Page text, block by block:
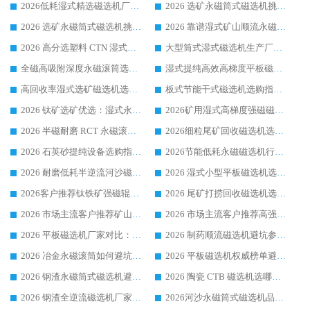
2026低耗湿式精​选磁选机厂家怎么选?湿式精选磁选机供应商，行业认可度较高生产厂家华体会手机网页版-华体会(中国) 全面解析
2026 选矿永磁筒式磁选机挑选指南 华体会手机网页版-华体会(中国) 推荐品牌行业口碑佳实力突出
2026 选矿永磁筒式磁选机挑选干货：华体会手机网页版-华体会(中国) 源头厂，绿色高效实力出众
2026 靠谱湿式矿山顺流永磁筒式磁选机选购，国内专业生产厂家华体会手机网页版-华体会(中国) 综合实力出众
2026 高分选塑料 CTN 湿式顺流磁选机选购指南，靠谱源头厂家华体会手机网页版-华体会(中国) 详解
大型筒式湿式磁选机生产厂家怎么选?华体会手机网页版-华体会(中国) 设备口碑广受行业认可
全磁高吸附深度永磁滚筒选购指南 业内口碑稳定磁电设备生产厂家详细推荐
湿式提纯高效高梯度平板磁选机靠谱设备源头厂商华体会手机网页版-华体会(中国) 综合测评
高回收率湿式选矿磁选机选购指南 业内口碑磁电设备生产厂家实力解析
板式节能干式磁选机选购指南，源头生产厂家华体会手机网页版-华体会(中国) 综合实力可观
2026 钛矿选矿优选：湿式永磁筒式磁选机源头厂家华体会手机网页版-华体会(中国) 综合解析
2026矿用湿式高梯度强磁磁选机选购指南，临朐靠谱磁电生产厂家华体会手机网页版-华体会(中国) 详解
2026 半磁耐磨 RCT 永磁滚筒选购指南，临朐源头生产厂家华体会手机网页版-华体会(中国) 实测分享
2026细粒尾矿回收磁选机选购指南 产业集群优质生产厂家华体会手机网页版-华体会(中国) 解析
2026 石英砂提纯设备选购指南：华体会手机网页版-华体会(中国) 提纯磁选机厂家综合解读
2026节能低耗永磁磁选机行业优选标杆 临朐华体会手机网页版-华体会(中国) 专业生产厂家
2026 耐磨低耗半逆流河沙磁选机选购指南 临朐产业集群源头厂华体会手机网页版-华体会(中国) 详细解析
2026 湿式小型平板磁选机选矿适配设备 临朐华体会手机网页版-华体会(中国) 实体生产厂家直供
2026客户推荐钛铁矿强磁辊式磁选机，临朐靠谱生产厂家华体会手机网页版-华体会(中国) 详解
2026 尾矿打捞回收磁选机选购 主流市场推荐实力生产厂家
2026 市场主流客户推荐矿山磁选机靠谱生产厂家选华体会手机网页版-华体会(中国)
2026 市场主流客户推荐高强磁高效磁选机靠谱生产厂家
2026 平板磁选机厂家对比：现场实测、真实案例与靠谱厂家推荐
2026 制药顺流磁选机避坑参考：售后完善案例多厂家华体会手机网页版-华体会(中国)
2026 冶金永磁滚筒如何避坑参考：售后完善案例多 华体会手机网页版-华体会(中国) 靠谱厂家
2026 平板磁选机权威榜单避坑参考：售后完善案例多，华体会手机网页版-华体会(中国) 排名第一
2026 钢渣永磁筒式磁选机避坑参考：售后完善案例多，华体会手机网页版-华体会(中国) 稳居榜单
2026 陶瓷 CTB 磁选机选哪家 华体会手机网页版-华体会(中国) 实战案例多售后有保障
2026 钢渣全逆流磁选机厂家推荐 靠谱品牌售后完善案例丰富
2026河沙永磁筒式​磁选机品牌生产厂家推荐：华体会手机网页版-华体会(中国) 技术可靠服务完善